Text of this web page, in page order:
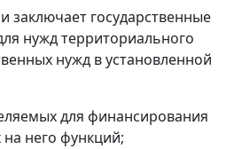
заключает государственные
нужд территориального
нужд в установленной
для финансирования
него функций;